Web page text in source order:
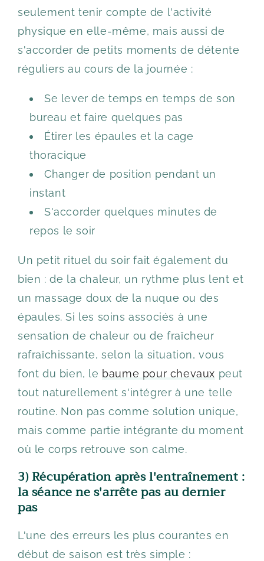
seulement tenir compte de l'activité
physique en elle-même, mais aussi de
s'accorder de petits moments de détente
réguliers au cours de la journée :
Se lever de temps en temps de son
bureau et faire quelques pas
Étirer les épaules et la cage
thoracique
Changer de position pendant un
instant
S'accorder quelques minutes de
repos le soir
Un petit rituel du soir fait également du
bien : de la chaleur, un rythme plus lent et
un massage doux de la nuque ou des
épaules. Si les soins associés à une
sensation de chaleur ou de fraîcheur
rafraîchissante, selon la situation, vous
font du bien, le baume pour chevaux peut
tout naturellement s'intégrer à une telle
routine. Non pas comme solution unique,
mais comme partie intégrante du moment
où le corps retrouve son calme.
3) Récupération après l'entraînement :
la séance ne s'arrête pas au dernier
pas
L'une des erreurs les plus courantes en
début de saison est très simple :